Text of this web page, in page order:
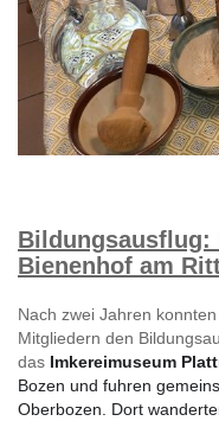
Bildungsausflug:
Bienenhof am
Nach zwei Jahren
Mitgliedern den
das Imkereimuseum
Bozen und fuhren
Oberbozen. Dort